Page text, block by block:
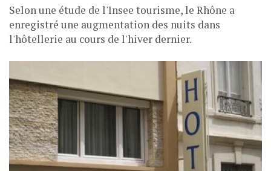
Selon une étude de l'Insee tourisme, le Rhône a
enregistré une augmentation des nuits dans
l'hôtellerie au cours de l'hiver dernier.